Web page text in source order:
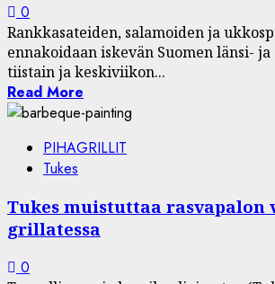
0
Rankkasateiden, salamoiden ja
ennakoidaan iskevän Suomen länsi-
tiistain ja keskiviikon...
Read More
PIHAGRILLIT
Tukes
Tukes muistuttaa rasvapalon
grillatessa
0